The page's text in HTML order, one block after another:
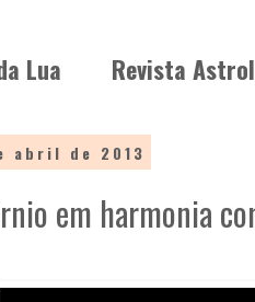
Lua Revista
abril de 2013
em harmonia